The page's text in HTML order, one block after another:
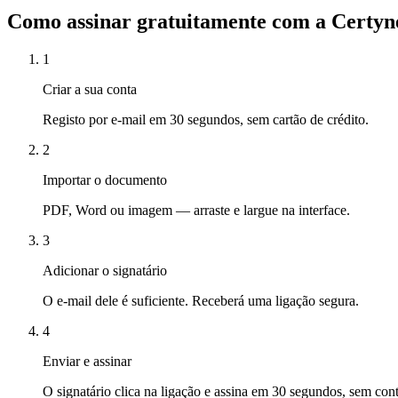
Como assinar gratuitamente com a
1
Criar a sua conta
Registo por e-mail em 30 segundos, sem cartão de crédito.
2
Importar o documento
PDF, Word ou imagem — arraste e largue na interface.
3
Adicionar o signatário
O e-mail dele é suficiente. Receberá uma ligação segura.
4
Enviar e assinar
O signatário clica na ligação e assina em 30 segundos, sem